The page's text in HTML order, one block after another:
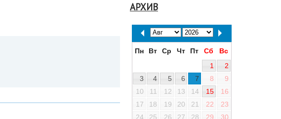
АРХИВ
Пн Вт Ср Чт Пт Сб
Вс
1
2
3
4 5 6 7 8
9
10
11 12 13 14 15
16
17
18 19 20 21 22
23
24
25 26 27 28 29 30